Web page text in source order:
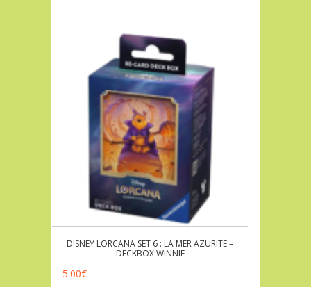
DISNEY LORCANA SET 6 : LA MER AZURITE –
DECKBOX WINNIE
5.00€